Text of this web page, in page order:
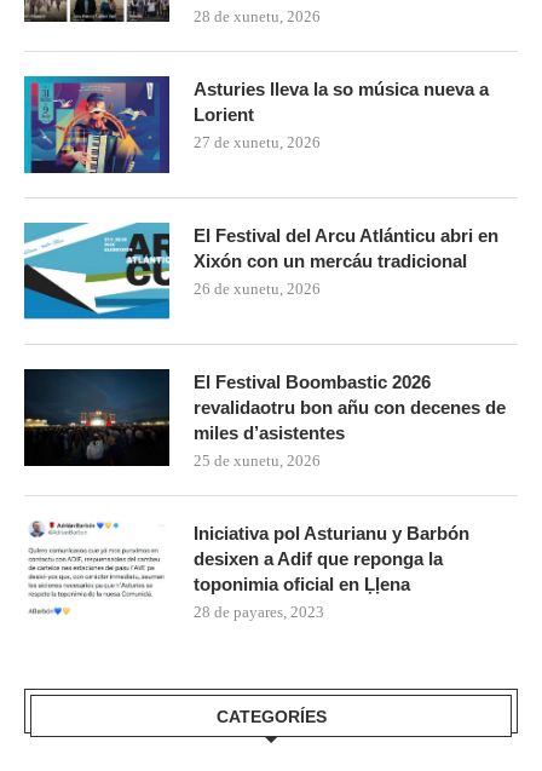
28 de xunetu, 2026
Asturies lleva la so música nueva a
Lorient
27 de xunetu, 2026
El Festival del Arcu Atlánticu abri en
Xixón con un mercáu tradicional
26 de xunetu, 2026
El Festival Boombastic 2026
revalidaotru bon añu con decenes de
miles d’asistentes
25 de xunetu, 2026
Iniciativa pol Asturianu y Barbón
desixen a Adif que reponga la
toponimia oficial en Ḷḷena
28 de payares, 2023
CATEGORÍES